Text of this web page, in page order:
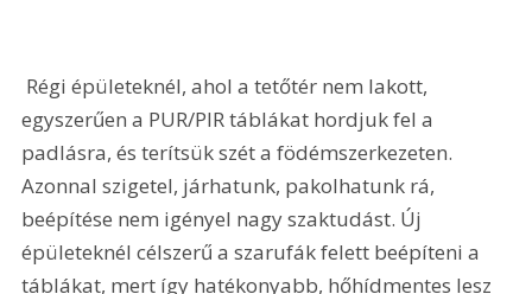
egyszerűen a PUR/PIR táblákat hordjuk fel a
padlásra, és terítsük szét a födémszerkezeten.
Azonnal szigetel, járhatunk, pakolhatunk rá,
beépítése nem igényel nagy szaktudást. Új
épületeknél célszerű a szarufák felett beépíteni a
táblákat, mert így hatékonyabb, hőhídmentes lesz